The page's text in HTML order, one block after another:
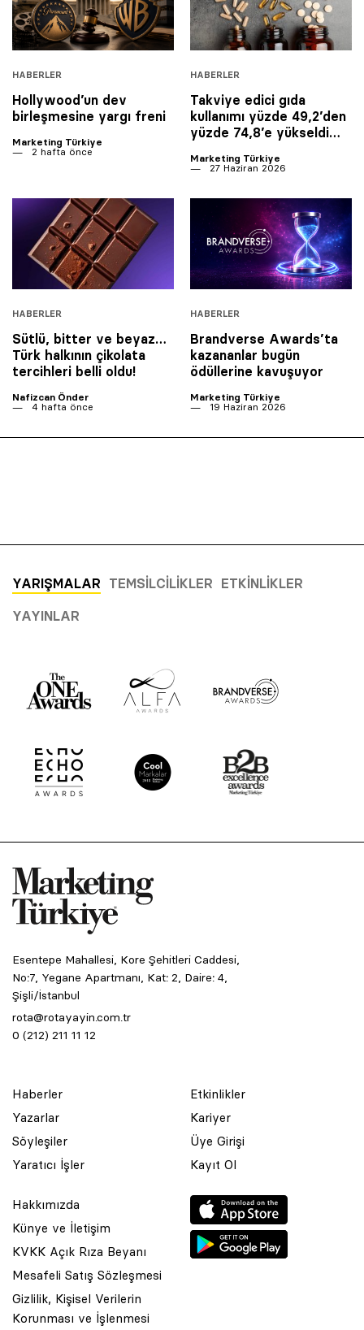
HABERLER
Hollywood’un dev
birleşmesine yargı freni
Marketing Türkiye
2 hafta önce
HABERLER
Takviye edici gıda
kullanımı yüzde 49,2’den
yüzde 74,8’e yükseldi…
Marketing Türkiye
27 Haziran 2026
HABERLER
Sütlü, bitter ve beyaz…
Türk halkının çikolata
tercihleri belli oldu!
Nafizcan Önder
4 hafta önce
HABERLER
Brandverse Awards’ta
kazananlar bugün
ödüllerine kavuşuyor
Marketing Türkiye
19 Haziran 2026
YARIŞMALAR TEMSILCILIKLER ETKINLIKLER
YAYINLAR
Esentepe Mahallesi, Kore Şehitleri Caddesi,
No:7, Yegane Apartmanı, Kat: 2, Daire: 4,
Şişli/İstanbul
rota@rotayayin.com.tr
0 (212) 211 11 12
Haberler
Yazarlar
Söyleşiler
Yaratıcı İşler
Etkinlikler
Kariyer
Üye Girişi
Kayıt Ol
Hakkımızda
Künye ve İletişim
KVKK Açık Rıza Beyanı
Mesafeli Satış Sözleşmesi
Gizlilik, Kişisel Verilerin
Korunması ve İşlenmesi